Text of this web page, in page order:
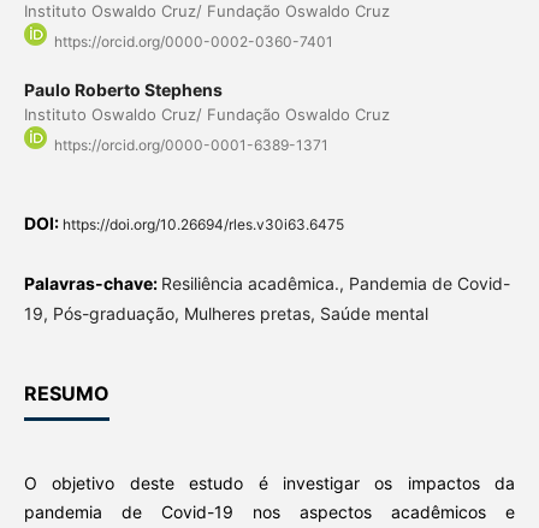
Instituto Oswaldo Cruz/ Fundação Oswaldo Cruz
https://orcid.org/0000-0002-0360-7401
Paulo Roberto Stephens
Instituto Oswaldo Cruz/ Fundação Oswaldo Cruz
https://orcid.org/0000-0001-6389-1371
DOI: https://doi.org/10.26694/rles.v30i63.6475
Palavras-chave: Resiliência acadêmica., Pandemia de Covid-
19, Pós-graduação, Mulheres pretas, Saúde mental
RESUMO
O objetivo deste estudo é investigar os impactos da
pandemia de Covid-19 nos aspectos acadêmicos e